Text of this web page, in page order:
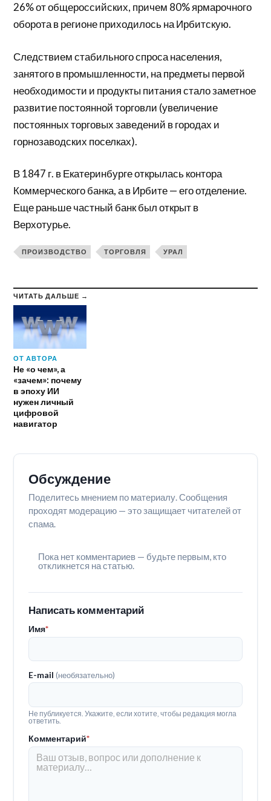
26% от общероссийских, причем 80% ярмарочного
оборота в регионе приходилось на Ирбитскую.
Следствием стабильного спроса населения,
занятого в промышленности, на предметы первой
необходимости и продукты питания стало заметное
развитие постоянной торговли (увеличение
постоянных торговых заведений в городах и
горнозаводских поселках).
В 1847 г. в Екатеринбурге открылась контора
Коммерческого банка, а в Ирбите — его отделение.
Еще раньше частный банк был открыт в
Верхотурье.
ПРОИЗВОДСТВО ТОРГОВЛЯ УРАЛ
ЧИТАТЬ ДАЛЬШЕ →
ОТ АВТОРА
Не «о чем», а
«зачем»: почему
в эпоху ИИ
нужен личный
цифровой
навигатор
Обсуждение
Поделитесь мнением по материалу. Сообщения
проходят модерацию — это защищает читателей от
спама.
Пока нет комментариев — будьте первым, кто
откликнется на статью.
Написать комментарий
Имя*
E-mail(необязательно)
Не публикуется. Укажите, если хотите, чтобы редакция могла
ответить.
Комментарий*